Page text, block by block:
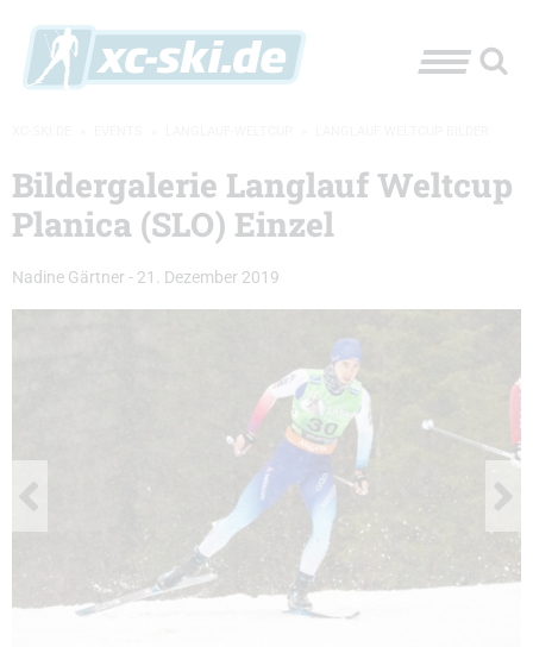
Bildergalerie Langlauf Weltcup
Planica (SLO) Einzel
Nadine Gärtner - 21. Dezember 2019